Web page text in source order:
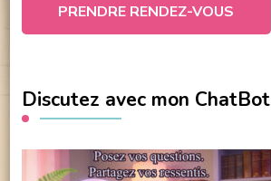
PRENDRE RENDEZ-VOUS
Discutez avec mon ChatBot